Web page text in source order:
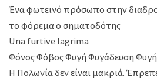
Ένα φωτεινό πρόσωπο στην
το φόρεμα ο σηματοδότης
Una furtive lagrima
Φόνος Φόβος Φυγή Φυγάδευση
Η Πολωνία δεν είναι μακριά.